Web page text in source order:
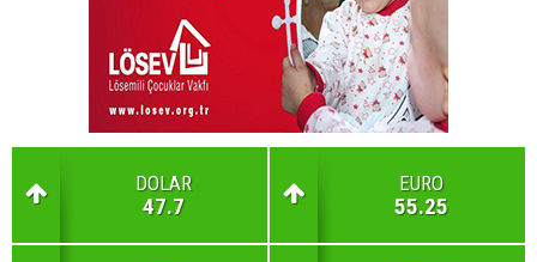
DOLAR
47.7
EURO
55.25